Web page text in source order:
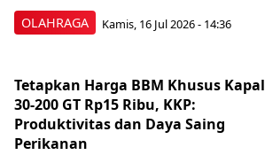
OLAHRAGA Kamis, 16 Jul 2026 - 14:36
Tetapkan Harga BBM Khusus Kapal
30-200 GT Rp15 Ribu, KKP:
Produktivitas dan Daya Saing
Perikanan